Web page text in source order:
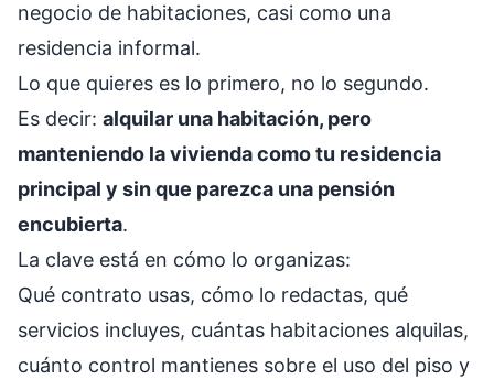
negocio de habitaciones, casi como una
residencia informal.
Lo que quieres es lo primero, no lo segundo.
Es decir: alquilar una habitación, pero
manteniendo la vivienda como tu residencia
principal y sin que parezca una pensión
encubierta.
La clave está en cómo lo organizas:
Qué contrato usas, cómo lo redactas, qué
servicios incluyes, cuántas habitaciones alquilas,
cuánto control mantienes sobre el uso del piso y